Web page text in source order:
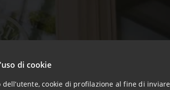
di cookie
cookie di profilazione al fine di inviare